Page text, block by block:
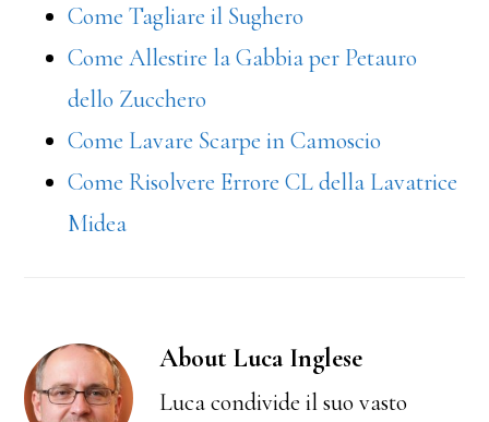
Come Tagliare il Sughero
Come Allestire la Gabbia per Petauro
dello Zucchero
Come Lavare Scarpe in Camoscio
Come Risolvere Errore CL della Lavatrice
Midea
AboutLuca Inglese
Luca condivide il suo vasto